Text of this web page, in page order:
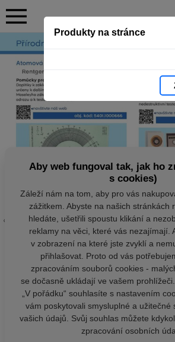
Produkty na stránce
Aby web fungoval tak, jak ho
s cookies)
Záleží nám na tom, aby pro vás
zážitkem. Abyste na našich stránkách
hledáte, ušetřili spoustu klikání a
reklamy na věci, které vás nezajímají.
v zobrazení na které jste zvyklí a
přihlašovat. Proto od vás
zpracováním souborů cookies -
se dočasně ukládají ve vašem
„V pořádku“ souhlasíte s nastavením
vám poskytovali smysluplné a užitečné
vašich údajů. Svůj souhlas můžete
zpracování osobních